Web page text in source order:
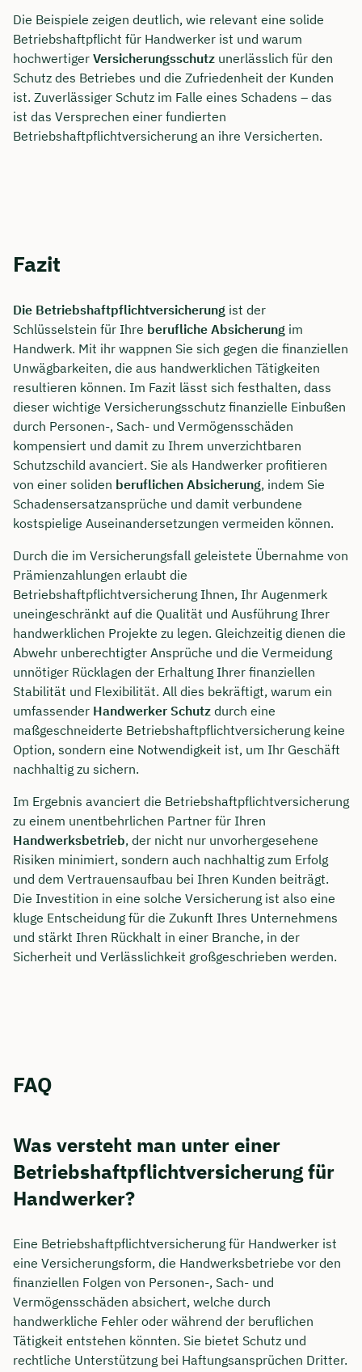
Die Beispiele zeigen deutlich, wie relevant eine solide
Betriebshaftpflicht für Handwerker ist und warum
hochwertiger Versicherungsschutz unerlässlich für den
Schutz des Betriebes und die Zufriedenheit der Kunden
ist. Zuverlässiger Schutz im Falle eines Schadens – das
ist das Versprechen einer fundierten
Betriebshaftpflichtversicherung an ihre Versicherten.
Fazit
Die Betriebshaftpflichtversicherung ist der
Schlüsselstein für Ihre berufliche Absicherung im
Handwerk. Mit ihr wappnen Sie sich gegen die finanziellen
Unwägbarkeiten, die aus handwerklichen Tätigkeiten
resultieren können. Im Fazit lässt sich festhalten, dass
dieser wichtige Versicherungsschutz finanzielle Einbußen
durch Personen-, Sach- und Vermögensschäden
kompensiert und damit zu Ihrem unverzichtbaren
Schutzschild avanciert. Sie als Handwerker profitieren
von einer soliden beruflichen Absicherung, indem Sie
Schadensersatzansprüche und damit verbundene
kostspielige Auseinandersetzungen vermeiden können.
Durch die im Versicherungsfall geleistete Übernahme von
Prämienzahlungen erlaubt die
Betriebshaftpflichtversicherung Ihnen, Ihr Augenmerk
uneingeschränkt auf die Qualität und Ausführung Ihrer
handwerklichen Projekte zu legen. Gleichzeitig dienen die
Abwehr unberechtigter Ansprüche und die Vermeidung
unnötiger Rücklagen der Erhaltung Ihrer finanziellen
Stabilität und Flexibilität. All dies bekräftigt, warum ein
umfassender Handwerker Schutz durch eine
maßgeschneiderte Betriebshaftpflichtversicherung keine
Option, sondern eine Notwendigkeit ist, um Ihr Geschäft
nachhaltig zu sichern.
Im Ergebnis avanciert die Betriebshaftpflichtversicherung
zu einem unentbehrlichen Partner für Ihren
Handwerksbetrieb, der nicht nur unvorhergesehene
Risiken minimiert, sondern auch nachhaltig zum Erfolg
und dem Vertrauensaufbau bei Ihren Kunden beiträgt.
Die Investition in eine solche Versicherung ist also eine
kluge Entscheidung für die Zukunft Ihres Unternehmens
und stärkt Ihren Rückhalt in einer Branche, in der
Sicherheit und Verlässlichkeit großgeschrieben werden.
FAQ
Was versteht man unter einer
Betriebshaftpflichtversicherung für
Handwerker?
Eine Betriebshaftpflichtversicherung für Handwerker ist
eine Versicherungsform, die Handwerksbetriebe vor den
finanziellen Folgen von Personen-, Sach- und
Vermögensschäden absichert, welche durch
handwerkliche Fehler oder während der beruflichen
Tätigkeit entstehen könnten. Sie bietet Schutz und
rechtliche Unterstützung bei Haftungsansprüchen Dritter.